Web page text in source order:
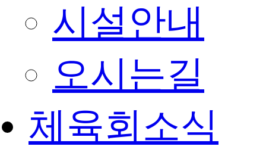
시설안내
오시는길
체육회소식